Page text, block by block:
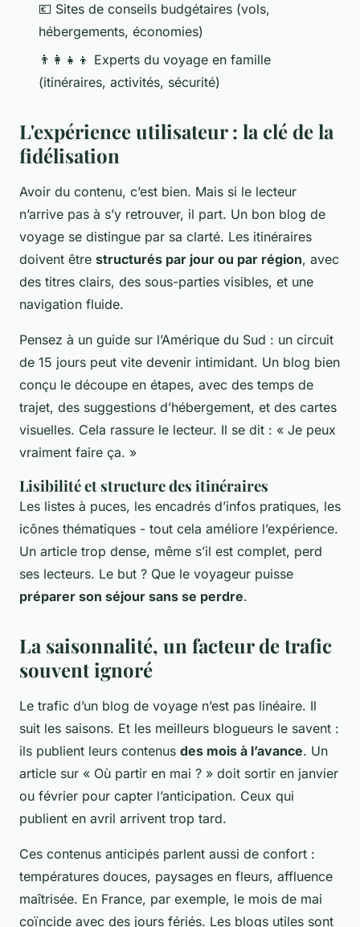
💶 Sites de conseils budgétaires (vols,
hébergements, économies)
👨‍👩‍👧‍👦 Experts du voyage en famille
(itinéraires, activités, sécurité)
L'expérience utilisateur : la clé de la
fidélisation
Avoir du contenu, c’est bien. Mais si le lecteur
n’arrive pas à s’y retrouver, il part. Un bon blog de
voyage se distingue par sa clarté. Les itinéraires
doivent être structurés par jour ou par région, avec
des titres clairs, des sous-parties visibles, et une
navigation fluide.
Pensez à un guide sur l’Amérique du Sud : un circuit
de 15 jours peut vite devenir intimidant. Un blog bien
conçu le découpe en étapes, avec des temps de
trajet, des suggestions d’hébergement, et des cartes
visuelles. Cela rassure le lecteur. Il se dit : « Je peux
vraiment faire ça. »
Lisibilité et structure des itinéraires
Les listes à puces, les encadrés d’infos pratiques, les
icônes thématiques - tout cela améliore l’expérience.
Un article trop dense, même s’il est complet, perd
ses lecteurs. Le but ? Que le voyageur puisse
préparer son séjour sans se perdre.
La saisonnalité, un facteur de trafic
souvent ignoré
Le trafic d’un blog de voyage n’est pas linéaire. Il
suit les saisons. Et les meilleurs blogueurs le savent :
ils publient leurs contenus des mois à l’avance. Un
article sur « Où partir en mai ? » doit sortir en janvier
ou février pour capter l’anticipation. Ceux qui
publient en avril arrivent trop tard.
Ces contenus anticipés parlent aussi de confort :
températures douces, paysages en fleurs, affluence
maîtrisée. En France, par exemple, le mois de mai
coïncide avec des jours fériés. Les blogs utiles sont